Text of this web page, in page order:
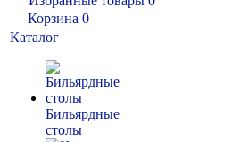
Корзина 0
Каталог
Бильярдные
столы